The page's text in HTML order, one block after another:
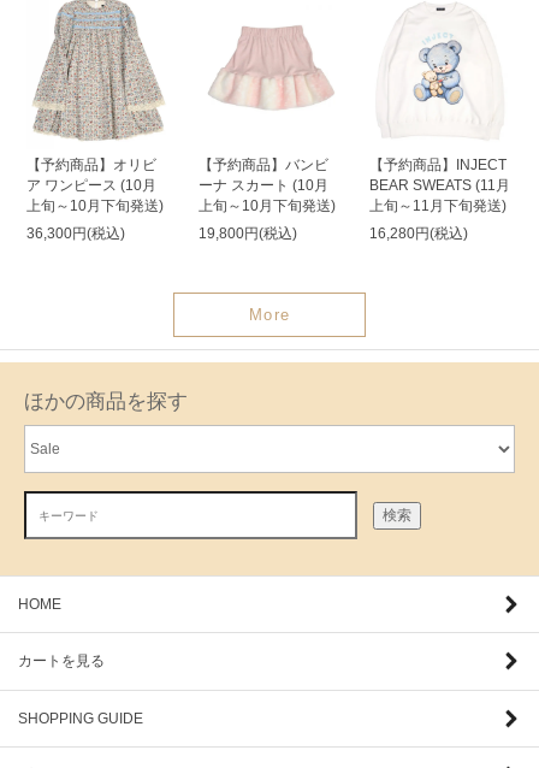
【予約商品】オリビ
ア ワンピース (10月
上旬～10月下旬発送)
36,300円(税込)
【予約商品】バンビ
ーナ スカート (10月
上旬～10月下旬発送)
19,800円(税込)
【予約商品】INJECT
BEAR SWEATS (11月
上旬～11月下旬発送)
16,280円(税込)
More
ほかの商品を探す
検索
HOME
カートを見る
SHOPPING GUIDE